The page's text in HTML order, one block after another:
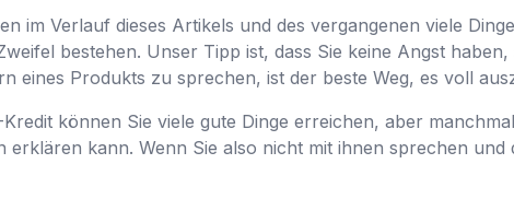
im Verlauf dieses Artikels und des vergangenen viele
bestehen. Unser Tipp ist, dass Sie keine Angst
eines Produkts zu sprechen, ist der beste Weg, es voll
können Sie viele gute Dinge erreichen, aber
erklären kann. Wenn Sie also nicht mit ihnen sprechen